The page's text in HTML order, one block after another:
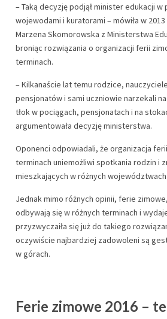
– Taką decyzję podjął minister edukacji w
wojewodami i kuratorami – mówiła w
Marzena Skomorowska z Ministerstwa
broniąc rozwiązania o organizacji ferii
terminach.
– Kilkanaście lat temu rodzice,
pensjonatów i sami uczniowie narzekali
tłok w pociągach, pensjonatach i na
argumentowała decyzję ministerstwa.
Oponenci odpowiadali, że organizacja
terminach uniemożliwi spotkania rodzin i
mieszkających w różnych województwach.
Jednak mimo różnych opinii, ferie
odbywają się w różnych terminach i
przyzwyczaiła się już do takiego
oczywiście najbardziej zadowoleni są
w górach.
Ferie zimowe 2016 –